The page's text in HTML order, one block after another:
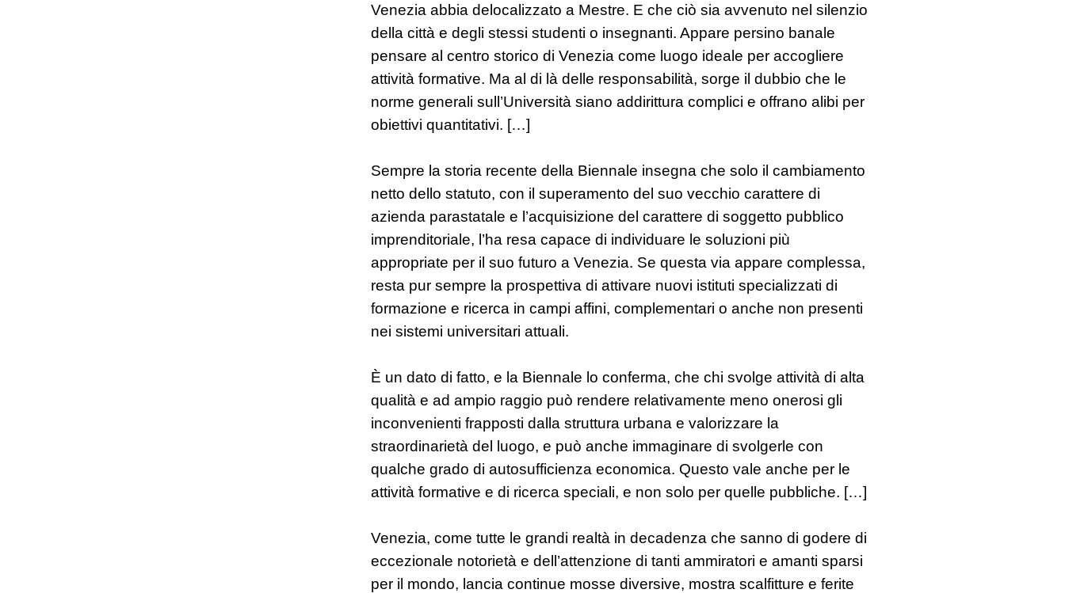
Venezia abbia delocalizzato a Mestre. E che ciò sia avvenuto nel silenzio
della città e degli stessi studenti o insegnanti. Appare persino banale
pensare al centro storico di Venezia come luogo ideale per accogliere
attività formative. Ma al di là delle responsabilità, sorge il dubbio che le
norme generali sull’Università siano addirittura complici e offrano alibi per
obiettivi quantitativi. […]
Sempre la storia recente della Biennale insegna che solo il cambiamento
netto dello statuto, con il superamento del suo vecchio carattere di
azienda parastatale e l’acquisizione del carattere di soggetto pubblico
imprenditoriale, l’ha resa capace di individuare le soluzioni più
appropriate per il suo futuro a Venezia. Se questa via appare complessa,
resta pur sempre la prospettiva di attivare nuovi istituti specializzati di
formazione e ricerca in campi affini, complementari o anche non presenti
nei sistemi universitari attuali.
È un dato di fatto, e la Biennale lo conferma, che chi svolge attività di alta
qualità e ad ampio raggio può rendere relativamente meno onerosi gli
inconvenienti frapposti dalla struttura urbana e valorizzare la
straordinarietà del luogo, e può anche immaginare di svolgerle con
qualche grado di autosufficienza economica. Questo vale anche per le
attività formative e di ricerca speciali, e non solo per quelle pubbliche. […]
Venezia, come tutte le grandi realtà in decadenza che sanno di godere di
eccezionale notorietà e dell’attenzione di tanti ammiratori e amanti sparsi
per il mondo, lancia continue mosse diversive, mostra scalfitture e ferite